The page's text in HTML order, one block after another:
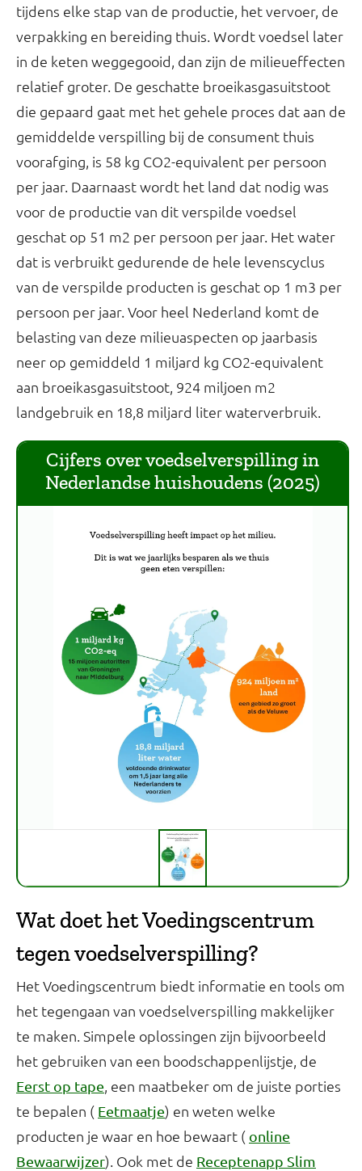
tijdens elke stap van de productie, het vervoer, de
verpakking en bereiding thuis. Wordt voedsel later
in de keten weggegooid, dan zijn de milieueffecten
relatief groter. De geschatte broeikasgasuitstoot
die gepaard gaat met het gehele proces dat aan de
gemiddelde verspilling bij de consument thuis
voorafging, is 58 kg CO2-equivalent per persoon
per jaar. Daarnaast wordt het land dat nodig was
voor de productie van dit verspilde voedsel
geschat op 51 m2 per persoon per jaar. Het water
dat is verbruikt gedurende de hele levenscyclus
van de verspilde producten is geschat op 1 m3 per
persoon per jaar. Voor heel Nederland komt de
belasting van deze milieuaspecten op jaarbasis
neer op gemiddeld 1 miljard kg CO2-equivalent
aan broeikasgasuitstoot, 924 miljoen m2
landgebruik en 18,8 miljard liter waterverbruik.
Cijfers over voedselverspilling in
Nederlandse huishoudens (2025)
Wat doet het Voedingscentrum
tegen voedselverspilling?
Het Voedingscentrum biedt informatie en tools om
het tegengaan van voedselverspilling makkelijker
te maken. Simpele oplossingen zijn bijvoorbeeld
het gebruiken van een boodschappenlijstje, de
Eerst op tape, een maatbeker om de juiste porties
te bepalen ( Eetmaatje) en weten welke
producten je waar en hoe bewaart ( online
Bewaarwijzer). Ook met de Receptenapp Slim